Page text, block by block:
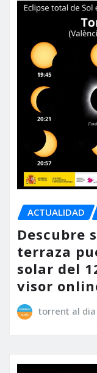
ACTUALIDAD
Descubre
terraza
solar del
visor
torrent al dia